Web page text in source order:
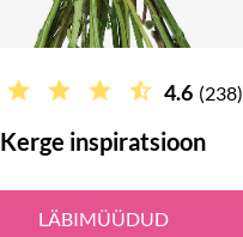
4.6 (238)
Kerge inspiratsioon
LÄBIMÜÜDUD